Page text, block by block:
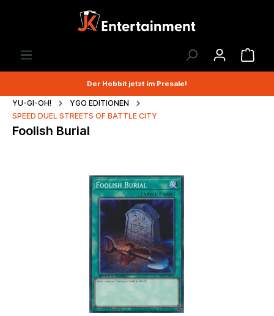
Der Hobbit jetzt im Presale!
YU-GI-OH!
YGO EDITIONEN
SPEED DUEL STREETS OF BATTLE CITY
Foolish Burial